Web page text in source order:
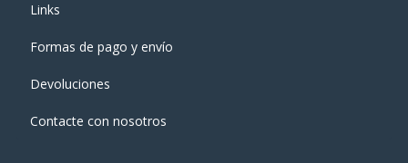
Links
Formas de pago y enví­o
Devoluciones
Contacte con nosotros